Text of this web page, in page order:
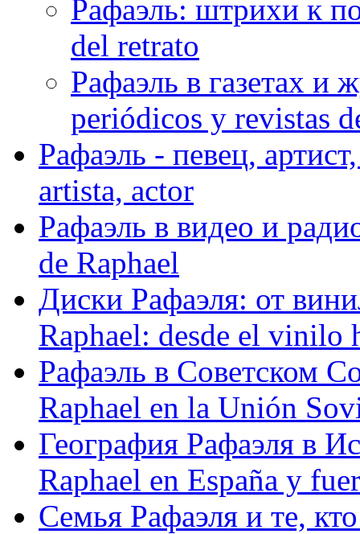
Рафаэль: штрихи к
del retrato
Рафаэль в газетах и
periódicos y revistas
Рафаэль - певец,
artista, actor
Рафаэль в видео и
de Raphael
Диски Рафаэля: от
Raphael: desde el vinilo
Рафаэль в Советском
Raphael en la Unión
География Рафаэля в
Raphael en España y
Семья Рафаэля и те,